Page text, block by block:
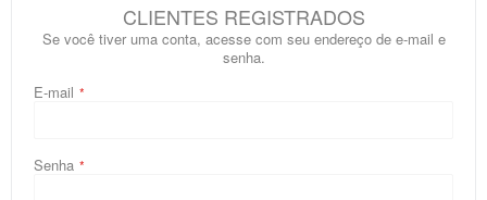
CLIENTES REGISTRADOS
Se você tiver uma conta, acesse com seu endereço de e-mail e
senha.
E-mail
Senha